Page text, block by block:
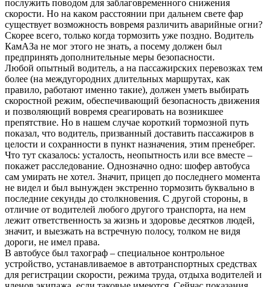
послужить поводом для заблаговременного снижения
скорости. Но на каком расстоянии при дальнем свете фар
существует возможность вовремя различить аварийные огни?
Скорее всего, только когда тормозить уже поздно. Водитель
КамАЗа не мог этого не знать, а посему должен был
предпринять дополнительные меры безопасности.
Любой опытный водитель, а на пассажирских перевозках тем
более (на междугородних длительных маршрутах, как
правило, работают именно такие), должен уметь выбирать
скоростной режим, обеспечивающий безопасность движения
и позволяющий вовремя среагировать на возникшее
препятствие. Но в нашем случае короткий тормозной путь
показал, что водитель, призванный доставить пассажиров в
целости и сохранности в пункт назначения, этим пренебрег.
Что тут сказалось: усталость, неопытность или все вместе –
покажет расследование. Однозначно одно: шофер автобуса
сам умирать не хотел. Значит, прицеп до последнего момента
не видел и был вынужден экстренно тормозить буквально в
последние секунды до столкновения. С другой стороны, в
отличие от водителей любого другого транспорта, на нем
лежит ответственность за жизнь и здоровье десятков людей,
значит, и выезжать на встречную полосу, толком не видя
дороги, не имел права.
В автобусе был тахограф – специальное контрольное
устройство, устанавливаемое в автотранспортных средствах
для регистрации скорости, режима труда, отдыха водителей и